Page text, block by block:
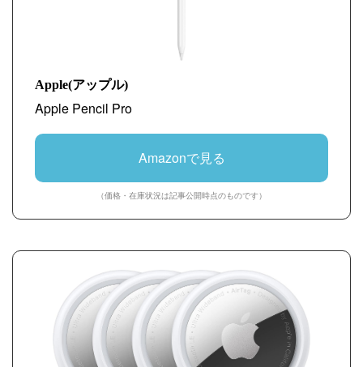
Apple(アップル)
Apple Pencil Pro
Amazonで見る
（価格・在庫状況は記事公開時点のものです）